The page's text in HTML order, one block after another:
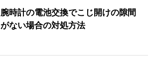
腕時計の電池交換でこじ開けの隙間
がない場合の対処方法